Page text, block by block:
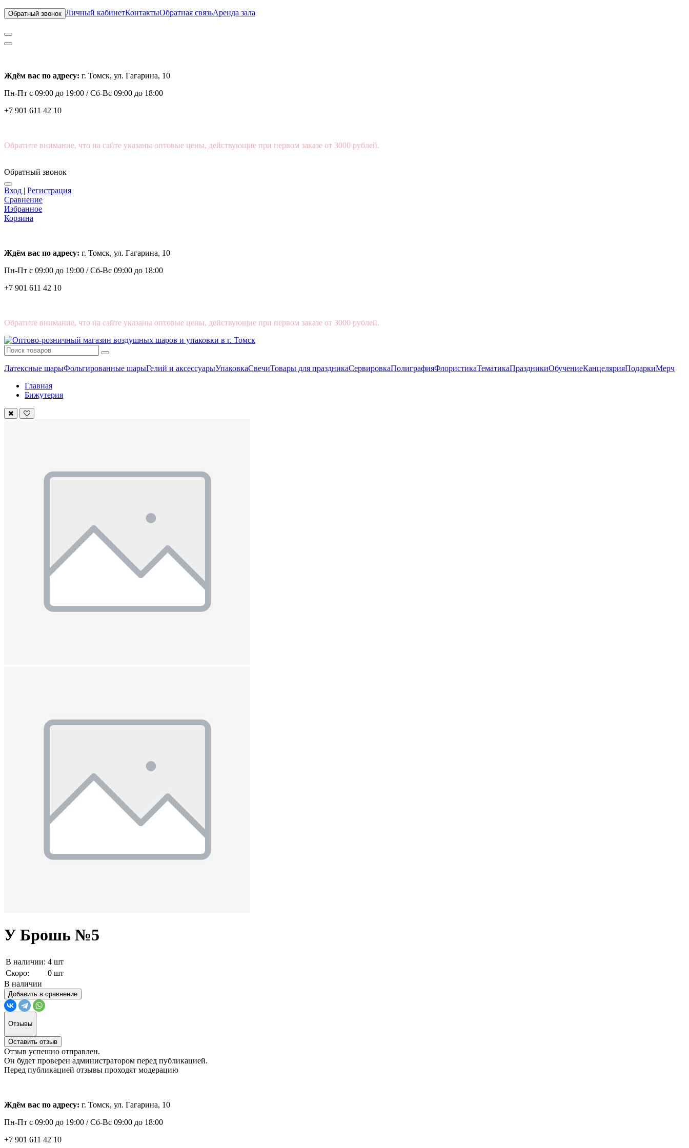
Обратный звонок Личный кабинетКонтактыОбратная связьАренда зала
Ждём вас по адресу: г. Томск, ул. Гагарина, 10
Пн-Пт с 09:00 до 19:00 /Сб-Вс 09:00 до 18:00
+7 901 611 42 10
Обратите внимание, что на сайте указаны оптовые цены, действующие при первом заказе от 3000 рублей.
Обратный звонок
Вход | Регистрация
Сравнение
Избранное
Корзина
Ждём вас по адресу: г. Томск, ул. Гагарина, 10
Пн-Пт с 09:00 до 19:00 /Сб-Вс 09:00 до 18:00
+7 901 611 42 10
Обратите внимание, что на сайте указаны оптовые цены, действующие при первом заказе от 3000 рублей.
Латексные шарыФольгированные шарыГелий и аксессуарыУпаковкаСвечиТовары для праздникаСервировкаПолиграфияФлористикаТематикаПраздникиОбучениеКанцелярияПодаркиМерч
Главная
Бижутерия
У Брошь №5
В наличии: 4 шт
Скоро:
0 шт
В наличии
Добавить в сравнение
Отзывы
Оставить отзыв
Отзыв успешно отправлен.
Он будет проверен администратором перед публикацией.
Перед публикацией отзывы проходят модерацию
Ждём вас по адресу: г. Томск, ул. Гагарина, 10
Пн-Пт с 09:00 до 19:00 /Сб-Вс 09:00 до 18:00
+7 901 611 42 10